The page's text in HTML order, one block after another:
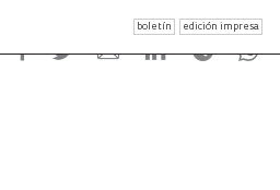
boletín edición impresa